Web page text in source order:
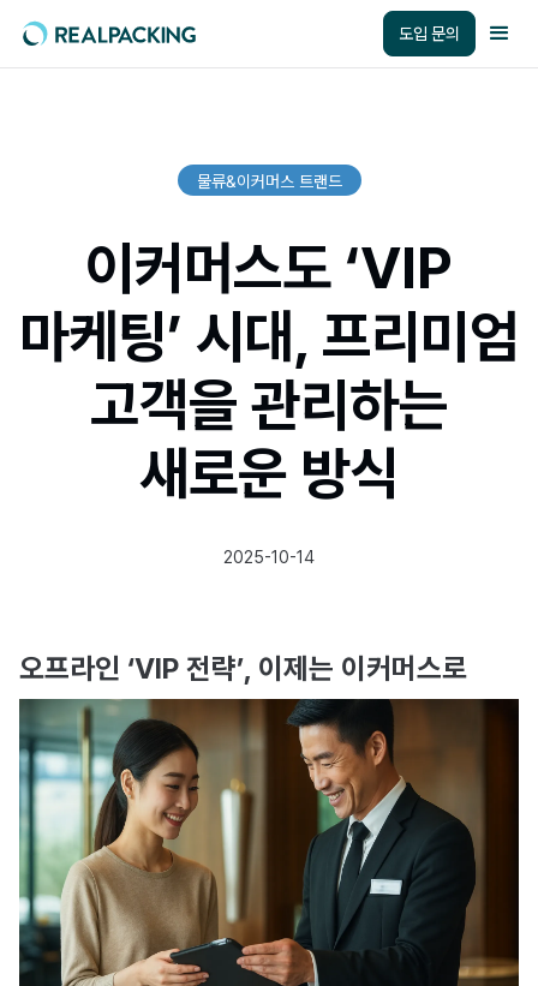
도입 문의
물류&이커머스 트랜드
이커머스도 ‘VIP
마케팅’ 시대, 프리미엄
고객을 관리하는
새로운 방식
2025-10-14
오프라인 ‘VIP 전략’, 이제는 이커머스로